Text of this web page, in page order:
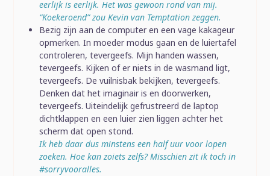
eerlijk is eerlijk. Het was gewoon rond van mij.
“Koekeroend” zou Kevin van Temptation zeggen.
Bezig zijn aan de computer en een vage kakageur
opmerken. In moeder modus gaan en de luiertafel
controleren, tevergeefs. Mijn handen wassen,
tevergeefs. Kijken of er niets in de wasmand ligt,
tevergeefs. De vuilnisbak bekijken, tevergeefs.
Denken dat het imaginair is en doorwerken,
tevergeefs. Uiteindelijk gefrustreerd de laptop
dichtklappen en een luier zien liggen achter het
scherm dat open stond.
Ik heb daar dus minstens een half uur voor lopen
zoeken. Hoe kan zoiets zelfs? Misschien zit ik toch in
#sorryvooralles.